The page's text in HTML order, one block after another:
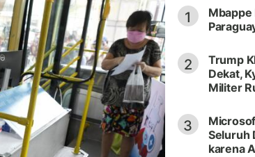
1
Mbappe
2
Trump
Dekat,
Militer
3
Seluruh
karena